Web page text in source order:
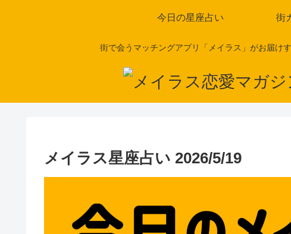
街で会うマッチングアプリ「メイラス」がお届け
今日の星座占い 街
メイラス星座占い 2026/5/19